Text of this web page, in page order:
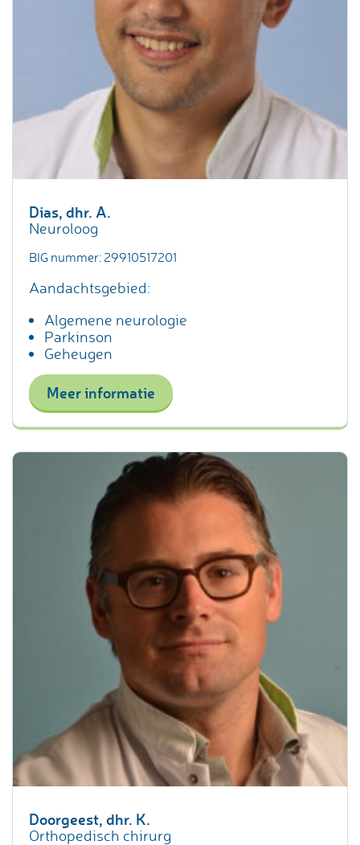
Dias, dhr. A.
Neuroloog
BIG nummer: 29910517201
Aandachtsgebied:
Algemene neurologie
Parkinson
Geheugen
Meer informatie
Doorgeest, dhr. K.
Orthopedisch chirurg